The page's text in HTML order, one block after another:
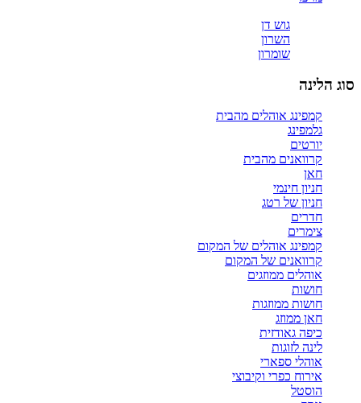
גוש דן
השרון
שומרון
סוג הלינה
קמפינג אוהלים מהבית
גלמפינג
יורטים
קרוואנים מהבית
חאן
חניון חינמי
חניון של רטג
חדרים
צימרים
קמפינג אוהלים של המקום
קרוואנים של המקום
אוהלים ממוזגים
חושות
חושות ממוזגות
חאן ממוזג
כיפה גאודזית
לינה לזוגות
אוהלי ספארי
אירוח כפרי וקיבוצי
הוסטל